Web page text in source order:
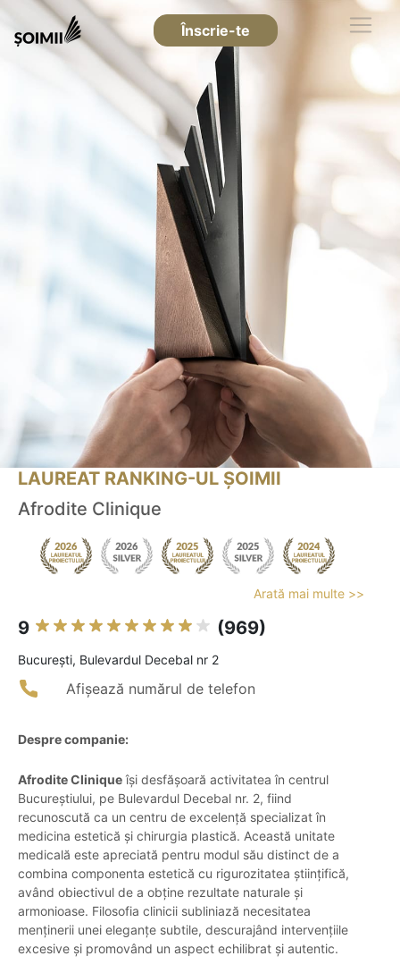
Înscrie-te
LAUREAT RANKING-UL ȘOIMII
Afrodite Clinique
Arată mai multe >>
9 (969)
Bucureşti, Bulevardul Decebal nr 2
Afișează numărul de telefon
Despre companie:
Afrodite Cliniqueîși desfășoară activitatea în centrul
Bucureștiului, pe Bulevardul Decebal nr. 2, fiind
recunoscută ca un centru de excelență specializat în
medicina estetică și chirurgia plastică. Această unitate
medicală este apreciată pentru modul său distinct de a
combina componenta estetică cu rigurozitatea științifică,
având obiectivul de a obține rezultate naturale și
armonioase. Filosofia clinicii subliniază necesitatea
menținerii unei eleganțe subtile, descurajând intervențiile
excesive și promovând un aspect echilibrat și autentic.